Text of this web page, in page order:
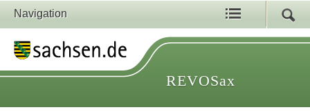
Navigation
REVOSax